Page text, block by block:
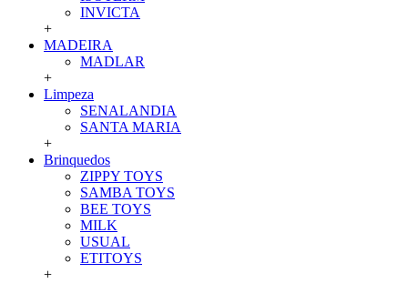
INVICTA
+
MADEIRA
MADLAR
+
Limpeza
SENALANDIA
SANTA MARIA
+
Brinquedos
ZIPPY TOYS
SAMBA TOYS
BEE TOYS
MILK
USUAL
ETITOYS
+